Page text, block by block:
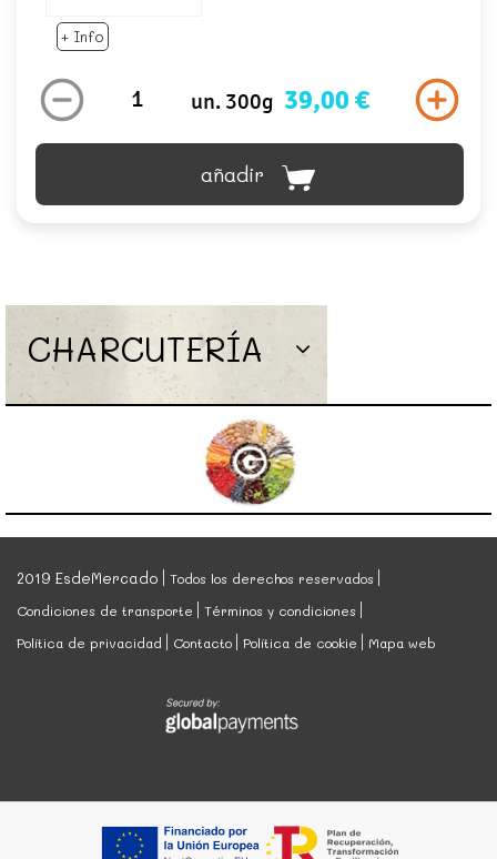
+ Info
un. 300g 39,00 €
añadir
CHARCUTERÍA
2019 EsdeMercado
Todos los derechos reservados
Condiciones de transporte
Términos y condiciones
Política de privacidad
Contacto Política de cookie Mapa web